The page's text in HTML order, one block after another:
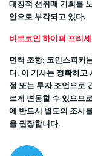
대칭적 선취매 기회를
안으로 부각되고 있다.
비트코인 하이퍼 프리
면책 조항: 코인스피커
다. 이 기사는 정확하고
정 또는 투자 조언으로
르게 변동할 수 있으므
에 반드시 별도의 조사
을 권장합니다.